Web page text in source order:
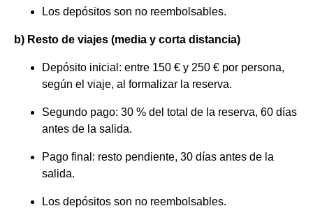
Los depósitos son no reembolsables.
b) Resto de viajes (media y corta distancia)
Depósito inicial: entre 150 € y 250 € por persona,
según el viaje, al formalizar la reserva.
Segundo pago: 30 % del total de la reserva, 60 días
antes de la salida.
Pago final: resto pendiente, 30 días antes de la
salida.
Los depósitos son no reembolsables.